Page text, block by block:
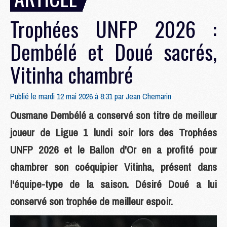
Trophées UNFP 2026 :
Dembélé et Doué sacrés,
Vitinha chambré
Publié le mardi 12 mai 2026 à 8:31 parJean Chemarin
Ousmane Dembélé a conservé son titre de meilleur
joueur de Ligue 1 lundi soir lors des Trophées
UNFP 2026 et le Ballon d'Or en a profité pour
chambrer son coéquipier Vitinha, présent dans
l'équipe-type de la saison. Désiré Doué a lui
conservé son trophée de meilleur espoir.